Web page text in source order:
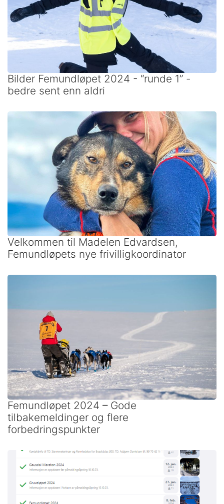
Bilder Femundløpet 2024 - “runde 1” -
bedre sent enn aldri
Velkommen til Madelen Edvardsen,
Femundløpets nye frivilligkoordinator
Femundløpet 2024 – Gode
tilbakemeldinger og flere
forbedringspunkter